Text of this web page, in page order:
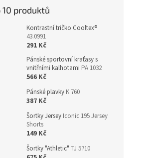
10 produktů
Kontrastní tričko Cooltex®
43.0991
291 Kč
Pánské sportovní kraťasy s
vnitřními kalhotami PA 1032
566 Kč
Pánské plavky K 760
387 Kč
Šortky Jersey Iconic 195 Jersey
Shorts
149 Kč
Šortky "Athletic" TJ 5710